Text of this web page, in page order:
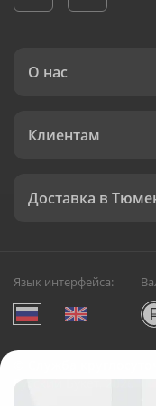
О нас
Клиентам
Доставка в
Язык интерфейса:
Служба
Русский Букет, 2026